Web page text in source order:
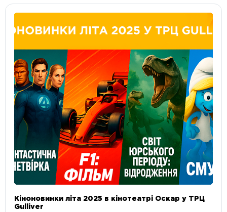
Кіноновинки літа 2025 в кінотеатрі Оскар у ТРЦ
Gulliver